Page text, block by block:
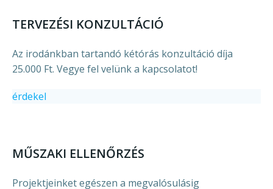
TERVEZÉSI KONZULTÁCIÓ
Az irodánkban tartandó kétórás konzultáció díja
25.000 Ft. Vegye fel velünk a kapcsolatot!
érdekel
MŰSZAKI ELLENŐRZÉS
Projektjeinket egészen a megvalósulásig